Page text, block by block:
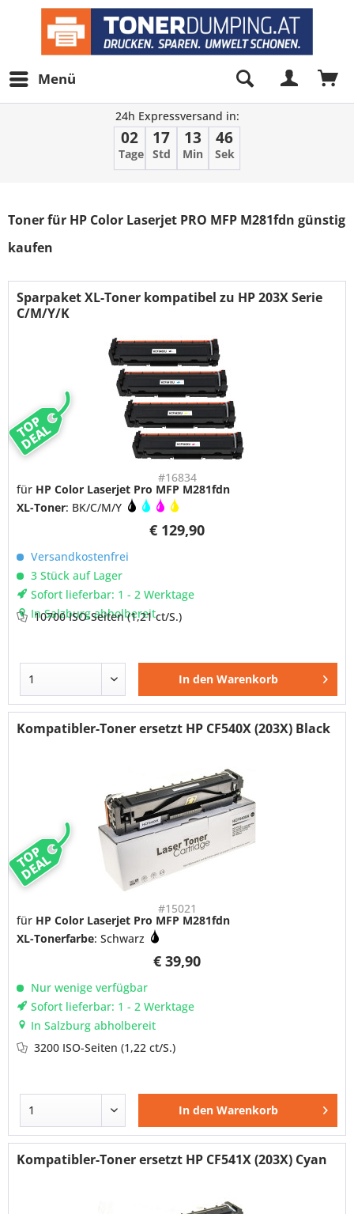
Menü
24h Expressversand in:
02
Tage
17
Std
13
Min
46
Sek
Toner für HP Color Laserjet PRO MFP M281fdn günstig
kaufen
TOP
DEAL
Sparpaket XL-Toner kompatibel zu HP 203X Serie
C/M/Y/K
#16834
€ 129,90
für HP Color Laserjet Pro MFP M281fdn
XL-Toner: BK/C/M/Y
Versandkostenfrei
3 Stück auf Lager
Sofort lieferbar: 1 - 2 Werktage
In Salzburg abholbereit
10700 ISO-Seiten(1,21 ct/S.)
In den Warenkorb
TOP
DEAL
Kompatibler-Toner ersetzt HP CF540X (203X) Black
#15021
€ 39,90
für HP Color Laserjet Pro MFP M281fdn
XL-Tonerfarbe: Schwarz
Nur wenige verfügbar
Sofort lieferbar: 1 - 2 Werktage
In Salzburg abholbereit
3200 ISO-Seiten(1,22 ct/S.)
In den Warenkorb
Kompatibler-Toner ersetzt HP CF541X (203X) Cyan